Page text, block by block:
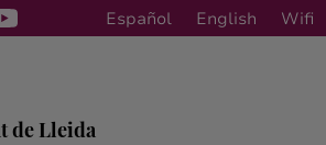
Español English Wifi
de Lleida